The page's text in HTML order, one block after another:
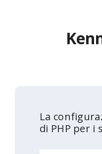
La
di PHP per i